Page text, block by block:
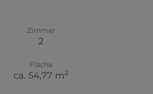
Zimmer
2
Fläche
ca. 54,77 m2